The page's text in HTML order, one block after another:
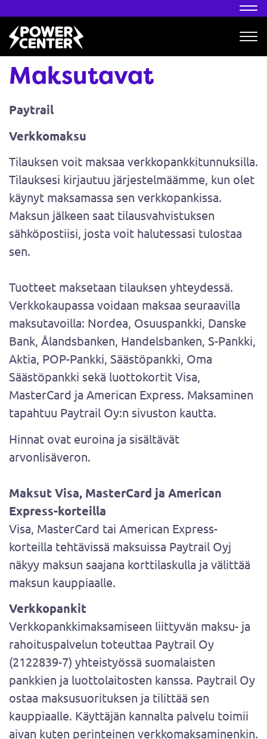
Maksutavat
Paytrail
Verkkomaksu
Tilauksen voit maksaa verkkopankkitunnuksilla.
Tilauksesi kirjautuu järjestelmäämme, kun olet
käynyt maksamassa sen verkkopankissa.
Maksun jälkeen saat tilausvahvistuksen
sähköpostiisi, josta voit halutessasi tulostaa
sen.
Tuotteet maksetaan tilauksen yhteydessä.
Verkkokaupassa voidaan maksaa seuraavilla
maksutavoilla: Nordea, Osuuspankki, Danske
Bank, Ålandsbanken, Handelsbanken, S-Pankki,
Aktia, POP-Pankki, Säästöpankki, Oma
Säästöpankki sekä luottokortit Visa,
MasterCard ja American Express. Maksaminen
tapahtuu Paytrail Oy:n sivuston kautta.
Hinnat ovat euroina ja sisältävät
arvonlisäveron.
Maksut Visa, MasterCard ja American
Express-korteilla
Visa, MasterCard tai American Express-
korteilla tehtävissä maksuissa Paytrail Oyj
näkyy maksun saajana korttilaskulla ja välittää
maksun kauppiaalle.
Verkkopankit
Verkkopankkimaksamiseen liittyvän maksu- ja
rahoituspalvelun toteuttaa Paytrail Oy
(2122839-7) yhteistyössä suomalaisten
pankkien ja luottolaitosten kanssa. Paytrail Oy
ostaa maksusuorituksen ja tilittää sen
kauppiaalle. Käyttäjän kannalta palvelu toimii
aivan kuten perinteinen verkkomaksaminenkin.